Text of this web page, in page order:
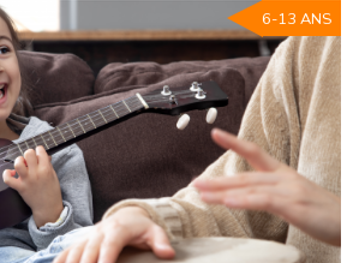
6-13 ANS